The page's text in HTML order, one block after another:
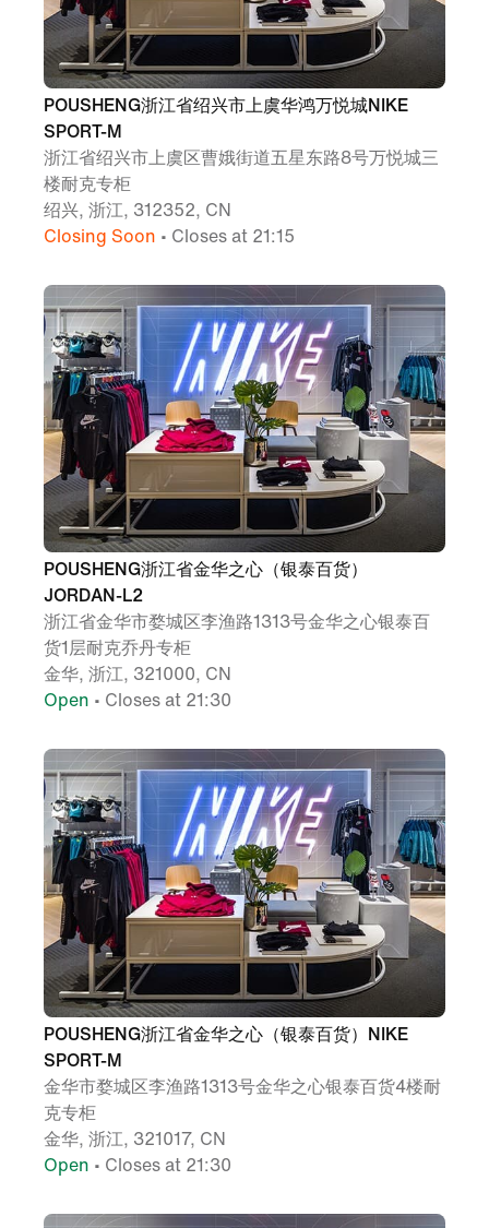
POUSHENG浙江省绍兴市上虞华鸿万悦城NIKE
SPORT-M
浙江省绍兴市上虞区曹娥街道五星东路8号万悦城三
楼耐克专柜
绍兴, 浙江, 312352, CN
Closing Soon • Closes at 21:15
POUSHENG浙江省金华之心（银泰百货）
JORDAN-L2
浙江省金华市婺城区李渔路1313号金华之心银泰百
货1层耐克乔丹专柜
金华, 浙江, 321000, CN
Open • Closes at 21:30
POUSHENG浙江省金华之心（银泰百货）NIKE
SPORT-M
金华市婺城区李渔路1313号金华之心银泰百货4楼耐
克专柜
金华, 浙江, 321017, CN
Open • Closes at 21:30